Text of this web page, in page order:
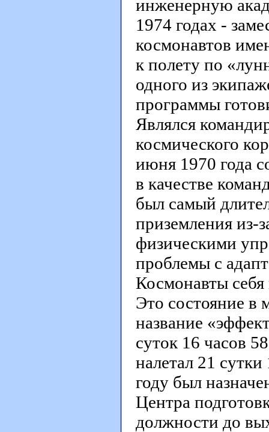
инженерную
1974 годах -
космонавтов
к полету по
одного из
программы
Являлся
космического
июня 1970 года
в качестве
был самый
приземления из-
физическими
проблемы с
Космонавты себя
Это состояние в
название
суток 16 часов
налетал 21
году был
Центра
должности до